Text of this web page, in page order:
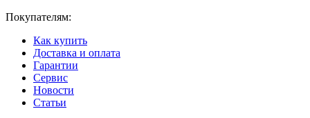
Покупателям:
Как купить
Доставка и оплата
Гарантии
Сервис
Новости
Статьи